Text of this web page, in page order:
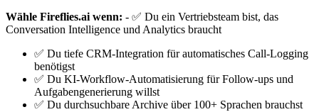
Wähle Fireflies.ai wenn: - ✅ Du ein Vertriebsteam bist, das
Conversation Intelligence und Analytics braucht
✅ Du tiefe CRM-Integration für automatisches Call-Logging
benötigst
✅ Du KI-Workflow-Automatisierung für Follow-ups und
Aufgabengenerierung willst
✅ Du durchsuchbare Archive über 100+ Sprachen brauchst